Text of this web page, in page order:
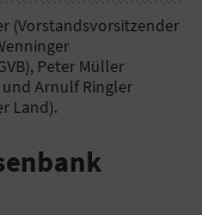
(Vorstandsvorsitzender
Peter Müller
Arnulf Ringler
Land).